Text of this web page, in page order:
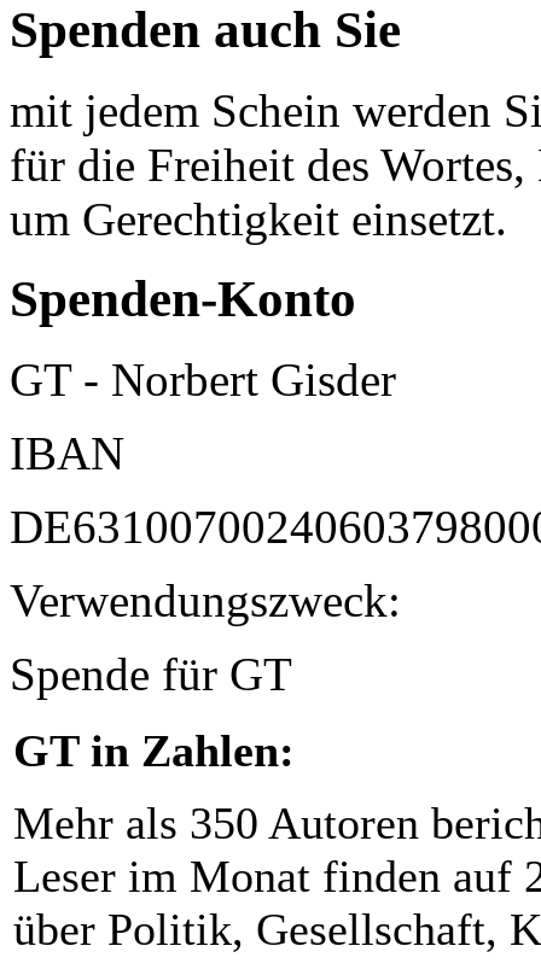
Spenden auch Sie
mit jedem Schein werden
für die Freiheit des
um Gerechtigkeit einsetzt.
Spenden-Konto
GT - Norbert Gisder
IBAN
Verwendungszweck:
Spende für GT
GT in Zahlen:
Mehr als 350 Autoren
Leser im Monat finden auf
über Politik, Gesellschaft,